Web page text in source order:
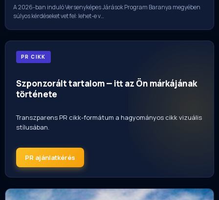
A 2026-ban induló Versenyképes Járások Program Baranya megyében
súlyos kérdéseket vet fel: lehet-e v…
PR CIKK
Szponzorált tartalom — itt az Ön márkájának
története
Transzparens PR cikk-formátum a hagyományos cikk vizuális
stílusában.
PR ajánlatkérés